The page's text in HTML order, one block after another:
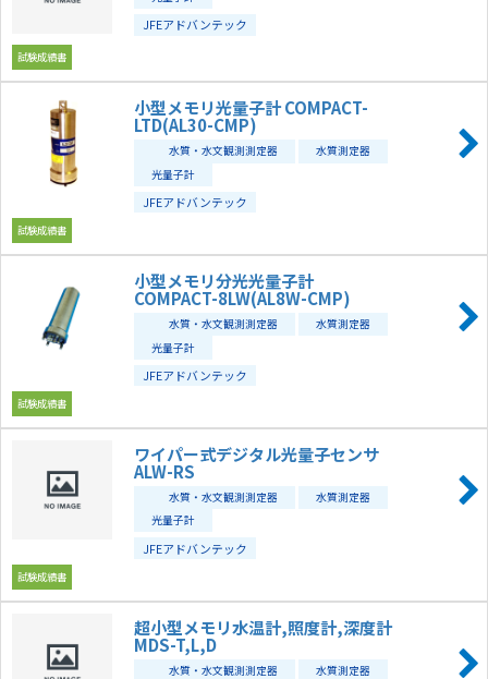
JFEアドバンテック
試験成績書
小型メモリ光量子計 COMPACT-
LTD(AL30-CMP)
水質・水文観測測定器
水質測定器
光量子計
JFEアドバンテック
試験成績書
小型メモリ分光光量子計
COMPACT-8LW(AL8W-CMP)
水質・水文観測測定器
水質測定器
光量子計
JFEアドバンテック
試験成績書
ワイパー式デジタル光量子センサ
ALW-RS
水質・水文観測測定器
水質測定器
光量子計
JFEアドバンテック
試験成績書
超小型メモリ水温計,照度計,深度計
MDS-T,L,D
水質・水文観測測定器
水質測定器